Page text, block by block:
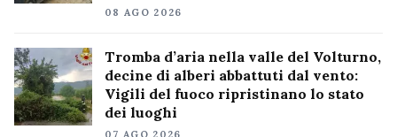
08 AGO 2026
Tromba d’aria nella valle del Volturno,
decine di alberi abbattuti dal vento:
Vigili del fuoco ripristinano lo stato
dei luoghi
07 AGO 2026